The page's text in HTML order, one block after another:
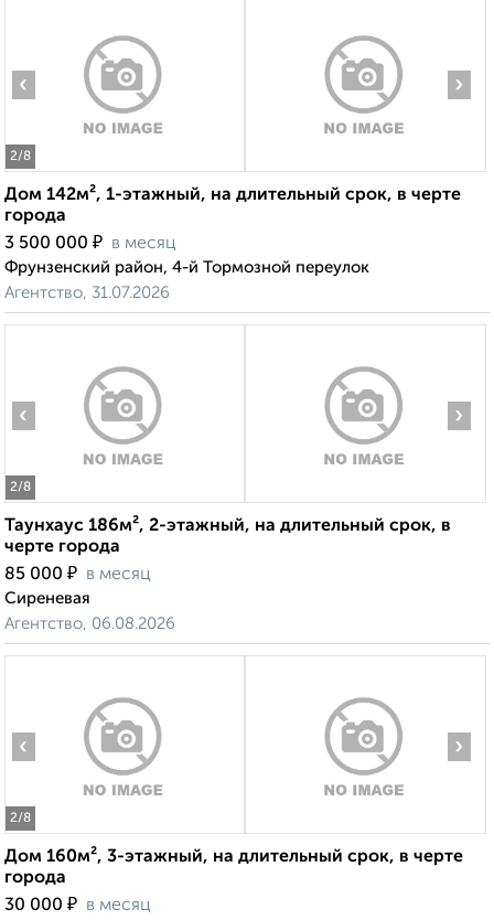
2/8
‹ ›
Дом 142м², 1-этажный, на длительный срок, в черте
города
3 500 000 ₽ в месяц
Фрунзенский район, 4-й Тормозной переулок
Агентство, 31.07.2026
2/8
‹ ›
Таунхаус 186м², 2-этажный, на длительный срок, в
черте города
85 000 ₽ в месяц
Сиреневая
Агентство, 06.08.2026
2/8
‹ ›
Дом 160м², 3-этажный, на длительный срок, в черте
города
30 000 ₽ в месяц